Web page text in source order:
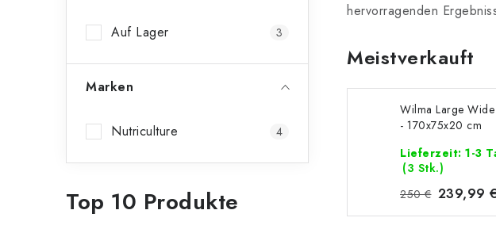
e
t
e
Auf Lager 3
Marken
Nutriculture 4
Top 10 Produkte
hervorragenden
Meistverkauft
Wilma Large
- 170x75x20 cm
Lieferzeit: 1-3
(3 Stk.)
250 € 239,99 €